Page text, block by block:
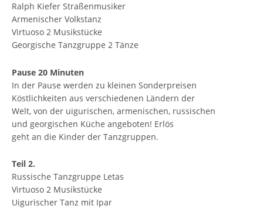
Ralph Kiefer Straßenmusiker
Armenischer Volkstanz
Virtuoso 2 Musikstücke
Georgische Tanzgruppe 2 Tänze
Pause 20 Minuten
In der Pause werden zu kleinen Sonderpreisen
Köstlichkeiten aus verschiedenen Ländern der
Welt, von der uigurischen, armenischen, russischen
und georgischen Küche angeboten! Erlös
geht an die Kinder der Tanzgruppen.
Teil 2.
Russische Tanzgruppe Letas
Virtuoso 2 Musikstücke
Uigurischer Tanz mit Ipar